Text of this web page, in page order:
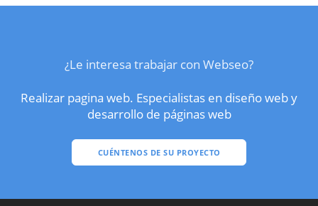
¿Le interesa trabajar con Webseo?
Realizar pagina web. Especialistas en diseño web y
desarrollo de páginas web
CUÉNTENOS DE SU PROYECTO